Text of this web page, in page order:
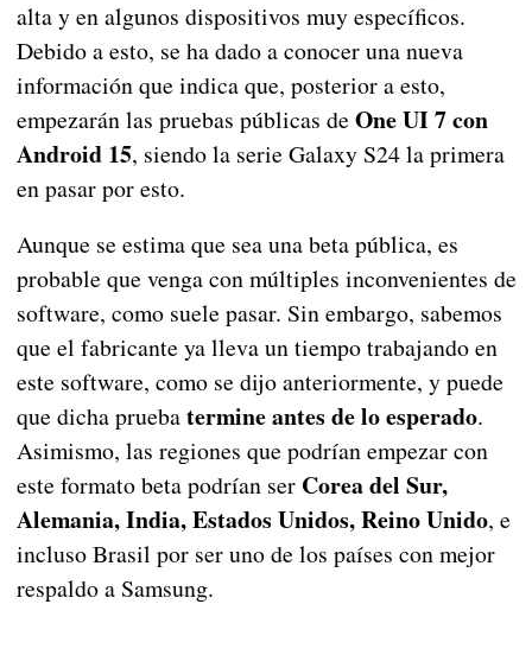
alta y en algunos dispositivos muy específicos.
Debido a esto, se ha dado a conocer una nueva
información que indica que, posterior a esto,
empezarán las pruebas públicas de One UI 7 con
Android 15, siendo la serie Galaxy S24 la primera
en pasar por esto.
Aunque se estima que sea una beta pública, es
probable que venga con múltiples inconvenientes de
software, como suele pasar. Sin embargo, sabemos
que el fabricante ya lleva un tiempo trabajando en
este software, como se dijo anteriormente, y puede
que dicha pruebatermine antes de lo esperado.
Asimismo, las regiones que podrían empezar con
este formato beta podrían ser Corea del Sur,
Alemania, India, Estados Unidos, Reino Unido, e
incluso Brasil por ser uno de los países con mejor
respaldo a Samsung.